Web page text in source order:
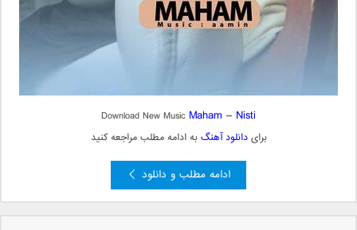
Download New Music Maham – Nisti
برایدانلود آهنگبه ادامه مطلب مراجعه کنید
ادامه مطلب و دانلود